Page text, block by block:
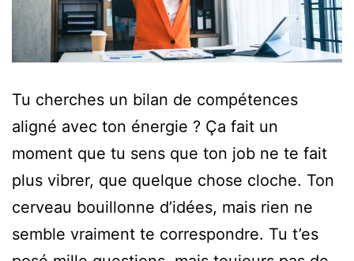
Tu cherches un bilan de compétences
aligné avec ton énergie ? Ça fait un
moment que tu sens que ton job ne te fait
plus vibrer, que quelque chose cloche. Ton
cerveau bouillonne d’idées, mais rien ne
semble vraiment te correspondre. Tu t’es